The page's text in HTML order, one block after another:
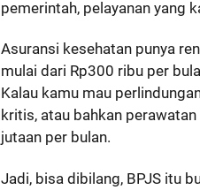
pemerintah, pelayanan yang
Asuransi kesehatan punya
mulai dari Rp300 ribu per
Kalau kamu mau
kritis, atau bahkan
jutaan per bulan.
Jadi, bisa dibilang, BPJS itu